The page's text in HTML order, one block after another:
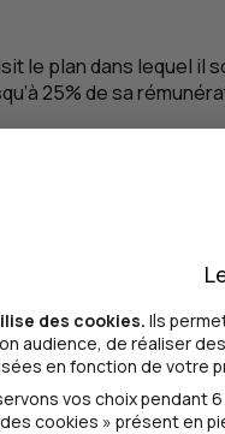
le plan dans lequel il
25% de sa
les modalités de
jusqu'à trois fois
en fonction
des cookies. Ils
audience, de réaliser
en fonction de votre
vos choix pendant
cookies » présent en